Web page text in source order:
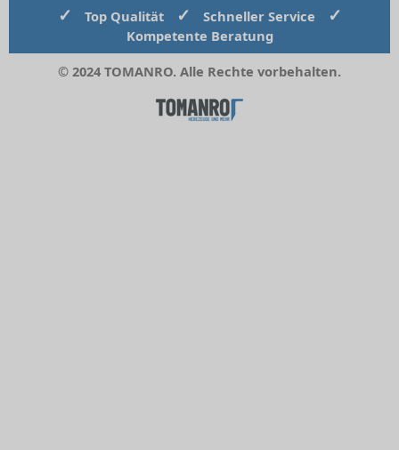
✓ Top Qualität ✓ Schneller Service ✓
Kompetente Beratung
© 2024 TOMANRO. Alle Rechte vorbehalten.